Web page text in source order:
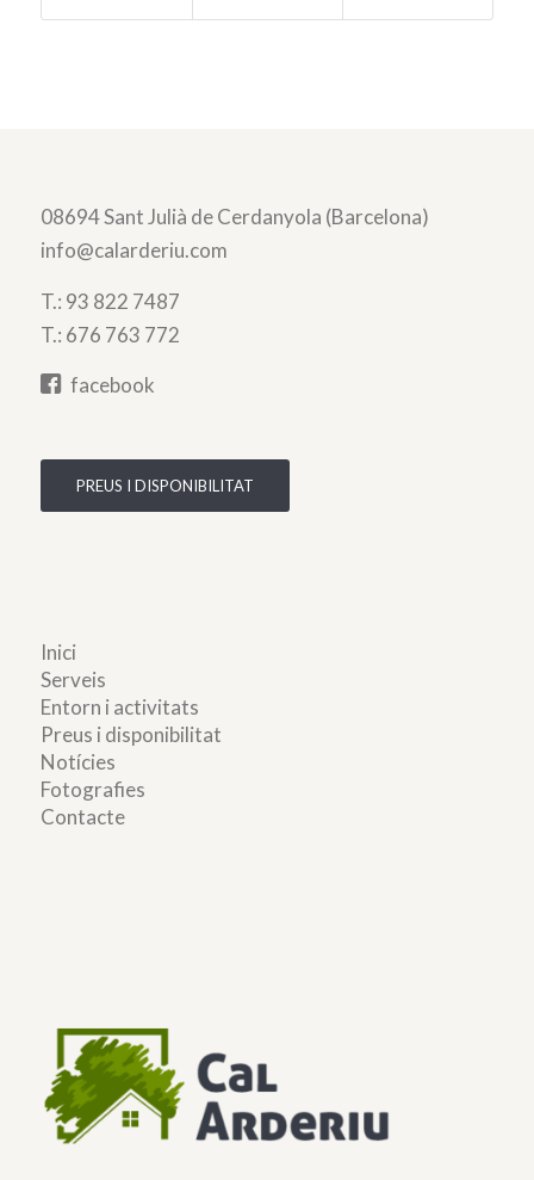
08694 Sant Julià de Cerdanyola (Barcelona)
info@calarderiu.com
T.: 93 822 7487
T.: 676 763 772
facebook
PREUS I DISPONIBILITAT
Inici
Serveis
Entorn i activitats
Preus i disponibilitat
Notícies
Fotografies
Contacte